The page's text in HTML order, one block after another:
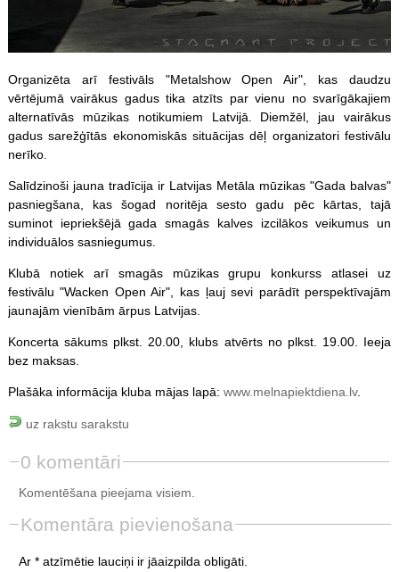
Organizēta arī festivāls "Metalshow Open Air", kas daudzu
vērtējumā vairākus gadus tika atzīts par vienu no svarīgākajiem
alternatīvās mūzikas notikumiem Latvijā. Diemžēl, jau vairākus
gadus sarežģītās ekonomiskās situācijas dēļ organizatori festivālu
nerīko.
Salīdzinoši jauna tradīcija ir Latvijas Metāla mūzikas "Gada balvas"
pasniegšana, kas šogad noritēja sesto gadu pēc kārtas, tajā
suminot iepriekšējā gada smagās kalves izcilākos veikumus un
individuālos sasniegumus.
Klubā notiek arī smagās mūzikas grupu konkurss atlasei uz
festivālu "Wacken Open Air", kas ļauj sevi parādīt perspektīvajām
jaunajām vienībām ārpus Latvijas.
Koncerta sākums plkst. 20.00, klubs atvērts no plkst. 19.00. Ieeja
bez maksas.
Plašāka informācija kluba mājas lapā: www.melnapiektdiena.lv.
uz rakstu sarakstu
0 komentāri
Komentēšana pieejama visiem.
Komentāra pievienošana
Ar * atzīmētie lauciņi ir jāaizpilda obligāti.